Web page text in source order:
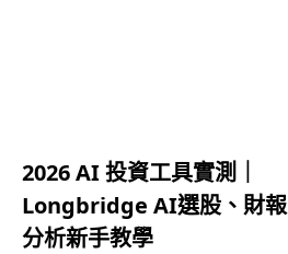
2026 AI 投資工具實測｜
Longbridge AI選股、財報
分析新手教學